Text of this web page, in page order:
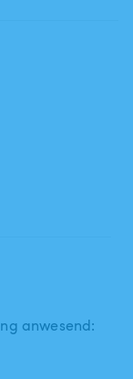
anwesend: